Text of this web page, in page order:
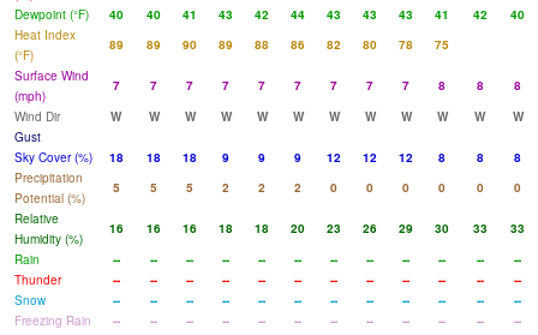
Dewpoint (°F)
40 40 41 43 42 44 43 43 43 41 42
40
Heat Index
(°F)
89 89 90 89 88 86 82 80 78
75
Surface Wind
(mph)
7 7 7 7 7 7 7 7 7 8 8
8
Wind Dir
W W W W W W W W W W W
W
Gust
Sky Cover (%)
18 18 18 9 9 9 12 12 12 8 8
8
Precipitation
Potential (%)
5 5 5 2 2 2 0 0 0 0 0
0
Relative
Humidity (%)
16 16 16 18 18 20 23 26 29 30 33
33
Rain
-- -- -- -- -- -- -- -- -- -- --
--
Thunder
-- -- -- -- -- -- -- -- -- -- --
--
Snow
-- -- -- -- -- -- -- -- -- -- --
--
Freezing Rain
-- -- -- -- -- -- -- -- -- -- --
--